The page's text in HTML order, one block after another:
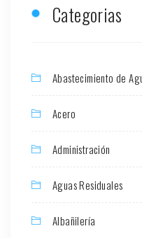
Categorias
Abastecimiento de
Acero
Administración
Aguas Residuales
Albañilería